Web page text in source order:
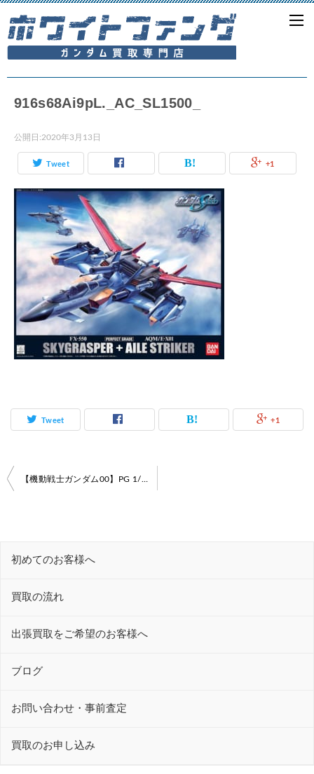
916s68Ai9pL._AC_SL1500_
公開日:2020年3月13日
Tweet +1
Tweet +1
投
ゲ
ー
ョ
【機動戦士ガンダム00】PG 1/60 スカイグラスパー + エールストライカー 高価買取！
初めてのお客様へ
買取の流れ
出張買取をご希望のお客様へ
ブログ
お問い合わせ・事前査定
買取のお申し込み